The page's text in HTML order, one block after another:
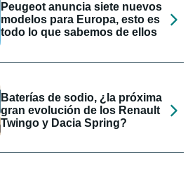
Peugeot anuncia siete nuevos
modelos para Europa, esto es
todo lo que sabemos de ellos
Baterías de sodio, ¿la próxima
gran evolución de los Renault
Twingo y Dacia Spring?